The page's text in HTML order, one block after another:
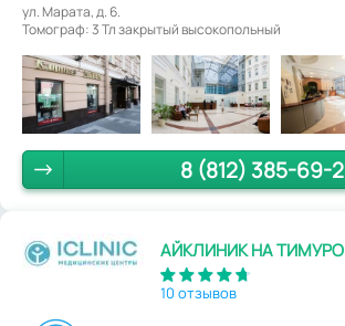
ул. Марата, д. 6.
Томограф: 3 Тл закрытый высокопольный
8 (812) 385-69-
АЙКЛИНИК НА
10 отзывов